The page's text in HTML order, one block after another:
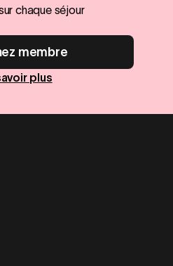
chaque séjour
membre
plus